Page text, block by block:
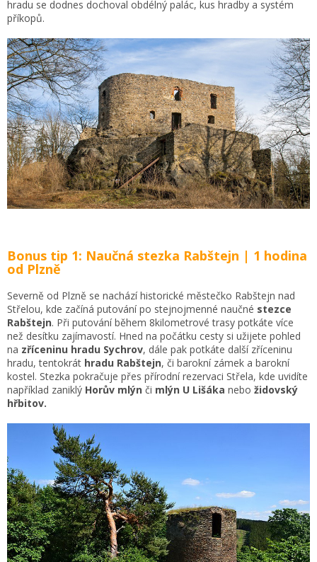
hradu se dodnes dochoval obdélný palác, kus hradby a systém
příkopů.
Bonus tip 1: Naučná stezka Rabštejn | 1 hodina
od Plzně
Severně od Plzně se nachází historické městečko Rabštejn nad
Střelou, kde začíná putování po stejnojmenné naučné stezce
Rabštejn. Při putování během 8kilometrové trasy potkáte více
než desítku zajímavostí. Hned na počátku cesty si užijete pohled
na zříceninu hradu Sychrov, dále pak potkáte další zříceninu
hradu, tentokrát hradu Rabštejn, či barokní zámek a barokní
kostel. Stezka pokračuje přes přírodní rezervaci Střela, kde uvidíte
například zaniklý Horův mlýn či mlýn U Lišáka nebo židovský
hřbitov.